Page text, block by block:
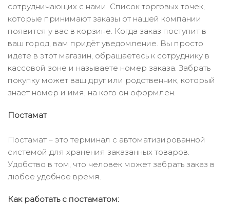
сотрудничающих с нами. Список торговых точек,
которые принимают заказы от нашей компании
появится у вас в корзине. Когда заказ поступит в
ваш город, вам придёт уведомление. Вы просто
идёте в этот магазин, обращаетесь к сотруднику в
кассовой зоне и называете номер заказа. Забрать
покупку может ваш друг или родственник, который
знает номер и имя, на кого он оформлен.
Постамат
Постамат – это терминал с автоматизированной
системой для хранения заказанных товаров.
Удобство в том, что человек может забрать заказ в
любое удобное время.
Как работать с постаматом: